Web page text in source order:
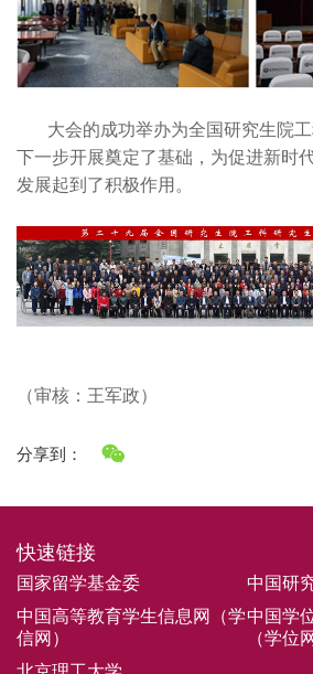
大会的成功举办为全国研究生院工
下一步开展奠定了基础，为促进新时
发展起到了积极作用。
（审核：王军政）
分享到：
快速链接
国家留学基金委
中国研
中国高等教育学生信息网（学
信网）
中国学
（学位